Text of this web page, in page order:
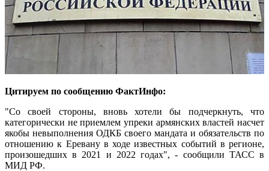
Цитируем по сообщению ФактИнфо:
"Со своей стороны, вновь хотели бы подчеркнуть, что
категорически не приемлем упреки армянских властей насчет
якобы невыполнения ОДКБ своего мандата и обязательств по
отношению к Еревану в ходе известных событий в регионе,
произошедших в 2021 и 2022 годах", - сообщили ТАСС в
МИД РФ.